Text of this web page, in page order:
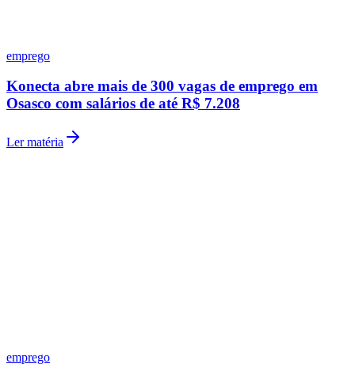
emprego
Konecta abre mais de 300 vagas de emprego em
Osasco com salários de até R$ 7.208
Ler matéria
emprego